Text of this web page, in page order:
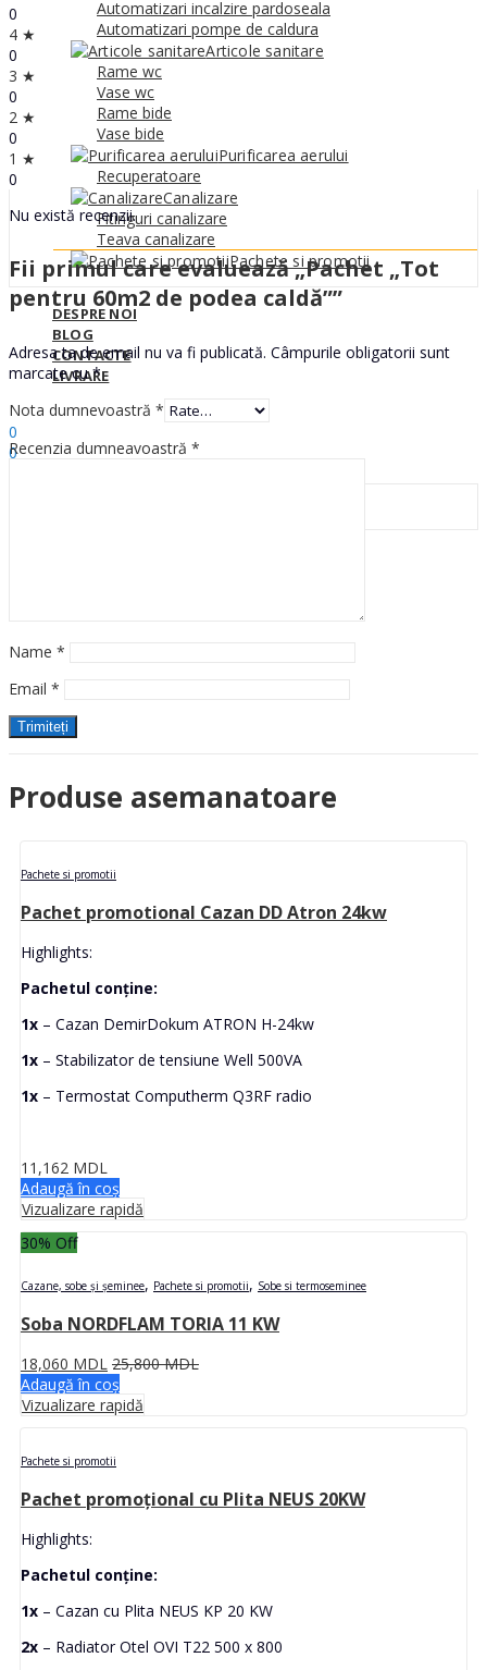
Automatizari incalzire pardoseala
Automatizari pompe de caldura
Articole sanitare
Rame wc
Vase wc
Rame bide
Vase bide
Purificarea aerului
Recuperatoare
Canalizare
Fitinguri canalizare
Teava canalizare
Pachete si promotii
DESPRE NOI
BLOG
CONTACTE
LIVRARE
Hello, Sign In
0
0
0
4 ★
0
3 ★
0
2 ★
0
1 ★
0
Nu există recenzii.
Fii primul care evaluează „Pachet „Tot
pentru 60m2 de podea caldă””
Adresa ta de email nu va fi publicată. Câmpurile obligatorii sunt
marcate cu*
Nota dumnevoastră *
Recenzia dumneavoastră *
Name *
Email *
Produse asemanatoare
Pachete si promotii
Pachet promotional Cazan DD Atron 24kw
Highlights:
Pachetul conține:
1x – Cazan DemirDokum ATRON H-24kw
1x – Stabilizator de tensiune Well 500VA
1x – Termostat Computherm Q3RF radio
11,162 MDL
Adaugă în coș
Vizualizare rapidă
30% Off
Cazane, sobe și șeminee, Pachete si promotii, Sobe si termoseminee
Soba NORDFLAM TORIA 11 KW
18,060 MDL 25,800MDL
Adaugă în coș
Vizualizare rapidă
Pachete si promotii
Pachet promoțional cu Plita NEUS 20KW
Highlights:
Pachetul conține:
1x – Cazan cu Plita NEUS KP 20 KW
2x – Radiator Otel OVI T22 500 x 800